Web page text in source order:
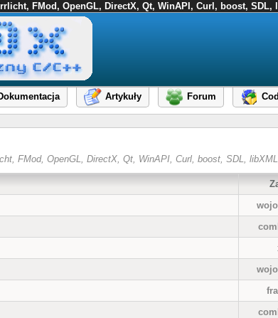
FMod, OpenGL, DirectX, Qt, WinAPI, Curl, boost,
Artykuły Forum
FMod, OpenGL, DirectX, Qt, WinAPI, Curl, boost, SDL,